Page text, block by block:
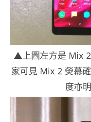
▲上圖左方是 Mix
家可見 Mix 2 熒幕
度亦